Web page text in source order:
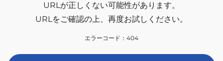
URLが正しくない可能性があります。
URLをご確認の上、再度お試しください。
エラーコード： 404